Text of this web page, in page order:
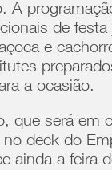
A
de
e
a ocasião.
que será em
no deck do
ainda a feira